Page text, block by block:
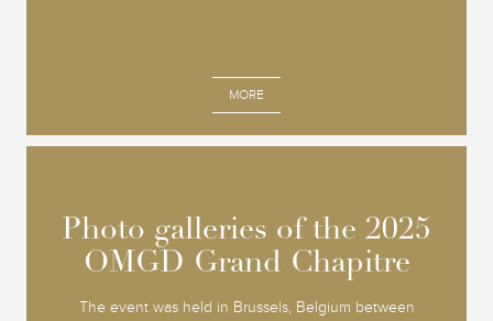
MORE
Photo galleries of the 2025
OMGD Grand Chapitre
The event was held in Brussels, Belgium between
Photo galleries of the 2025
OMGD Grand Chapitre